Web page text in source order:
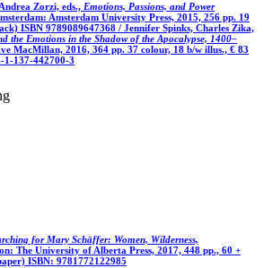
Zorzi, eds., Emotions, Passions, and Power
Amsterdam University Press, 2015, 256 pp. 19
ISBN 9789089647368 / Jennifer Spinks, Charles Zika,
the Emotions in the Shadow of the Apocalypse, 1400–
MacMillan, 2016, 364 pp. 37 colour, 18 b/w illus., € 83
1-137-442700-3
for Mary Schäffer: Women, Wilderness,
The University of Alberta Press, 2017, 448 pp., 60 +
ISBN: 9781772122985